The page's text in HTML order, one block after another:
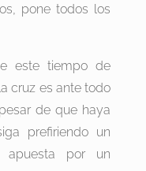
pone todos los
este tiempo de
cruz es ante todo
de que haya
prefiriendo un
apuesta por un